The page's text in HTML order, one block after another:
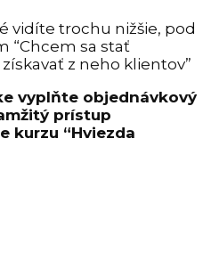
vidíte trochu nižšie, pod
“Chcem sa stať
z neho klientov”
vyplňte objednávkový
prístup
kurzu “Hviezda
a získavať